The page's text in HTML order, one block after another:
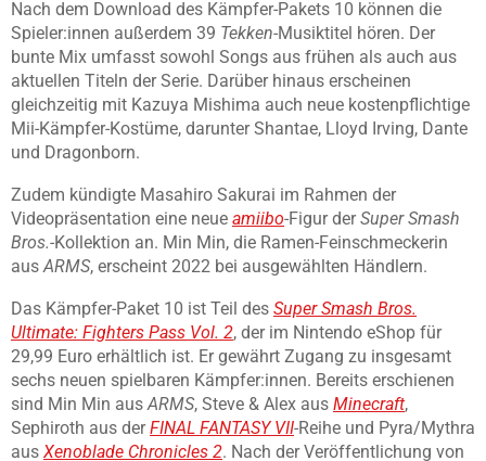
Nach dem Download des Kämpfer-Pakets 10 können die
Spieler:innen außerdem 39 Tekken-Musiktitel hören. Der
bunte Mix umfasst sowohl Songs aus frühen als auch aus
aktuellen Titeln der Serie. Darüber hinaus erscheinen
gleichzeitig mit Kazuya Mishima auch neue kostenpflichtige
Mii-Kämpfer-Kostüme, darunter Shantae, Lloyd Irving, Dante
und Dragonborn.
Zudem kündigte Masahiro Sakurai im Rahmen der
Videopräsentation eine neue amiibo-Figur derSuper Smash
Bros.-Kollektion an. Min Min, die Ramen-Feinschmeckerin
ausARMS, erscheint 2022 bei ausgewählten Händlern.
Das Kämpfer-Paket 10 ist Teil des Super Smash Bros.
Ultimate: Fighters Pass Vol. 2, der im Nintendo eShop für
29,99 Euro erhältlich ist. Er gewährt Zugang zu insgesamt
sechs neuen spielbaren Kämpfer:innen. Bereits erschienen
sind Min Min ausARMS, Steve & Alex aus Minecraft,
Sephiroth aus derFINAL FANTASY VII-Reihe und Pyra/Mythra
aus Xenoblade Chronicles 2. Nach der Veröffentlichung von